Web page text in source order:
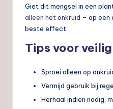
Giet dit mengsel in een
alleen het onkruid – op een
beste effect.
Tips voor
Sproei alleen op
Vermijd gebruik bij
Herhaal indien nodig,